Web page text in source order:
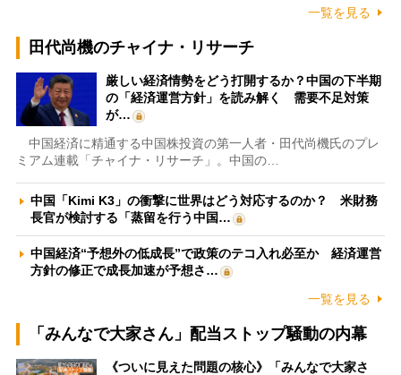
一覧を見る
田代尚機のチャイナ・リサーチ
厳しい経済情勢をどう打開するか？中国の下半期
の「経済運営方針」を読み解く 需要不足対策
が…
中国経済に精通する中国株投資の第一人者・田代尚機氏のプレ
ミアム連載「チャイナ・リサーチ」。中国の…
中国「Kimi K3」の衝撃に世界はどう対応するのか？ 米財務
長官が検討する「蒸留を行う中国…
中国経済“予想外の低成長”で政策のテコ入れ必至か 経済運営
方針の修正で成長加速が予想さ…
一覧を見る
「みんなで大家さん」配当ストップ騒動の内幕
《ついに見えた問題の核心》「みんなで大家さ